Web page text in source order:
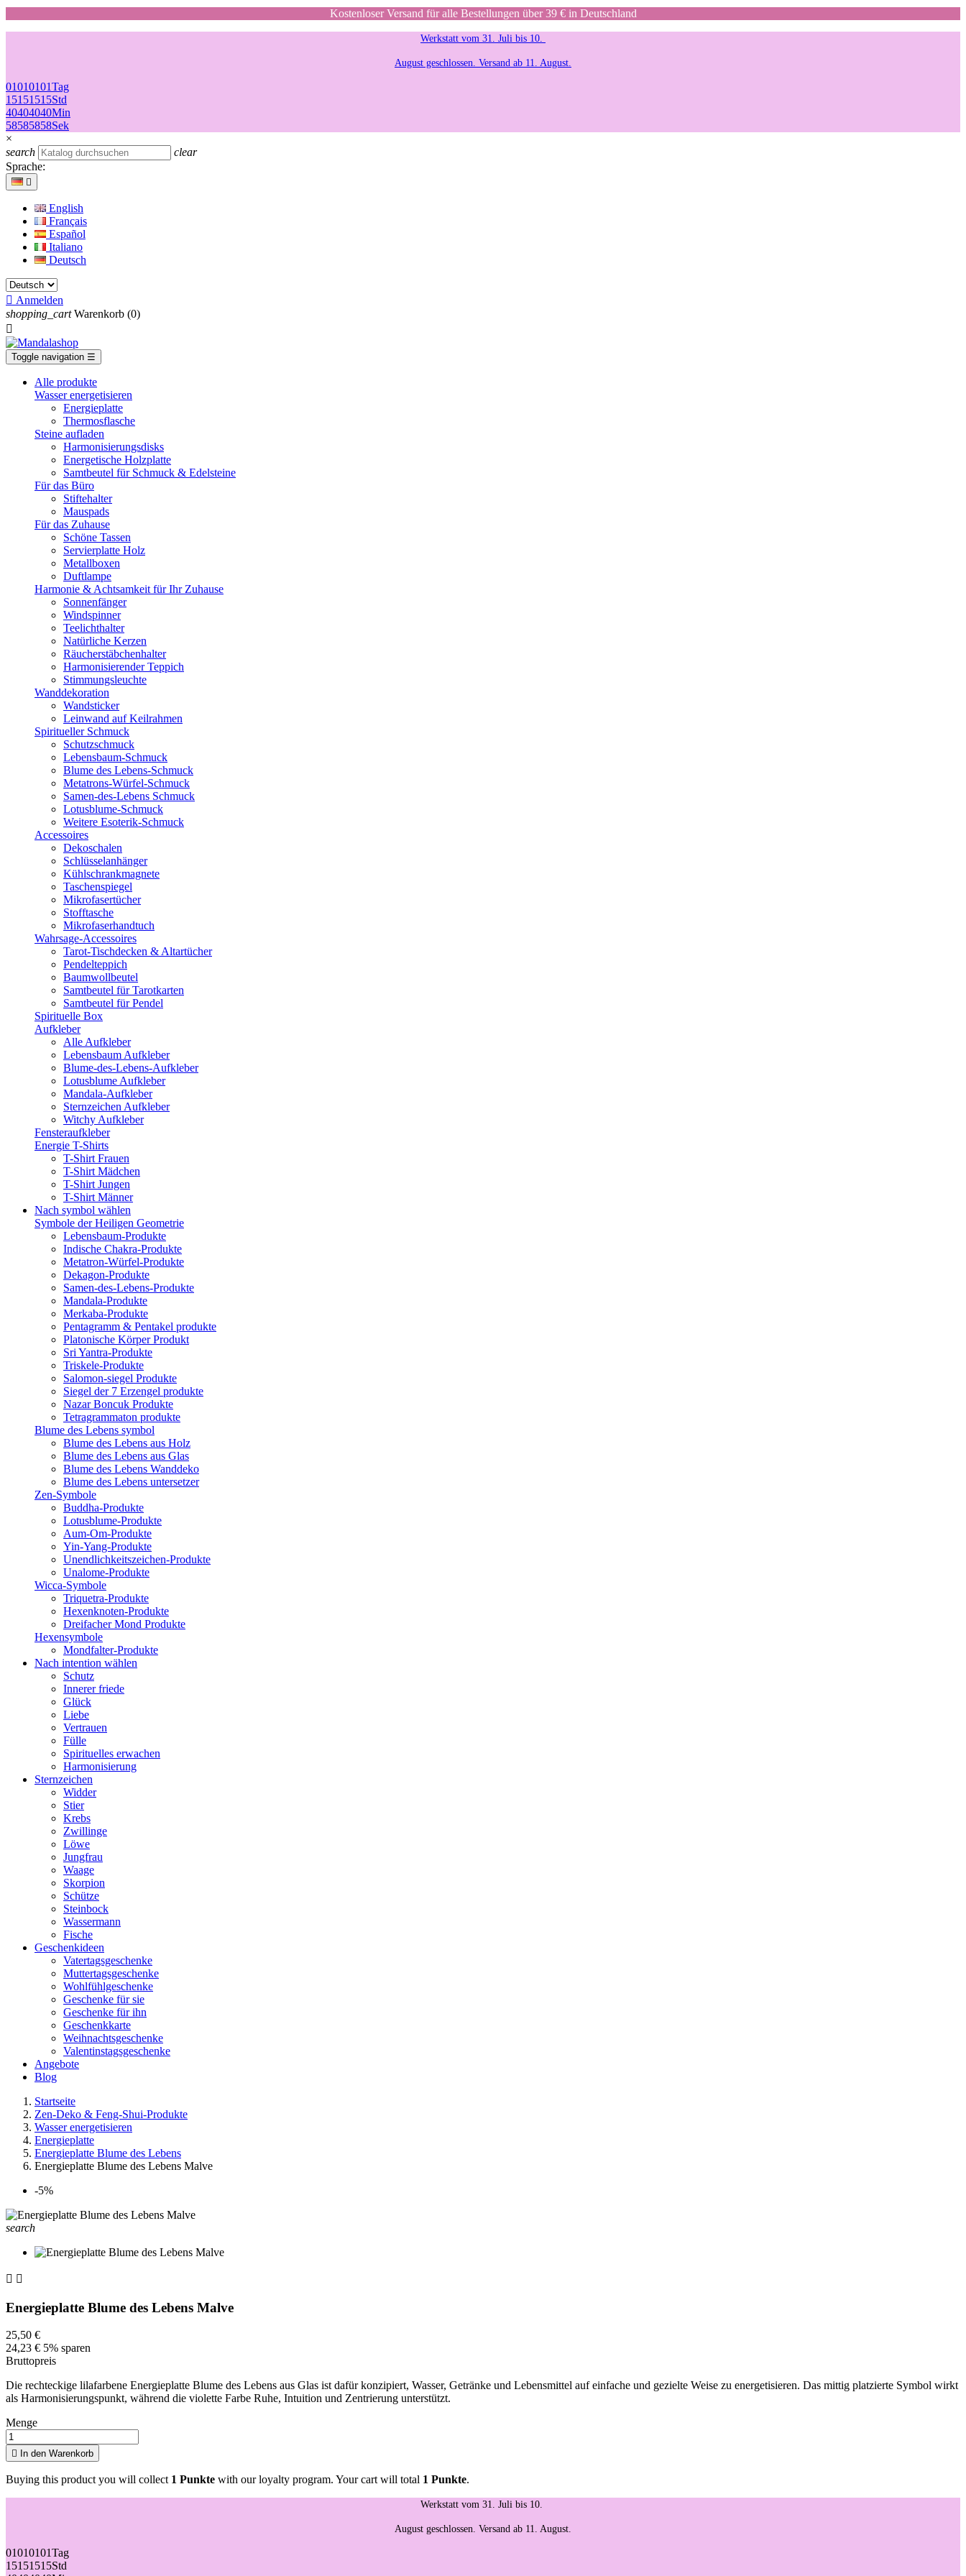
Kostenloser Versand für alle Bestellungen über 39 € in Deutschland
Werkstatt vom 31. Juli bis 10.
August geschlossen. Versand ab 11. August.
01010101Tag
15151515Std
40404040Min
58585858Sek
×
search
clear
Sprache:

English
Français
Español
Italiano
Deutsch
 Anmelden
shopping_cart Warenkorb (0)

Toggle navigation ☰
Alle produkte
Wasser energetisieren
Energieplatte​
Thermosflasche
Steine aufladen
Harmonisierungsdisks
Energetische Holzplatte
Samtbeutel für Schmuck & Edelsteine
Für das Büro
Stiftehalter
Mauspads
Für das Zuhause
Schöne Tassen
Servierplatte Holz
Metallboxen
Duftlampe
Harmonie & Achtsamkeit für Ihr Zuhause
Sonnenfänger
Windspinner
Teelichthalter
Natürliche Kerzen
Räucherstäbchenhalter
Harmonisierender Teppich
Stimmungsleuchte
Wanddekoration
Wandsticker
Leinwand auf Keilrahmen
Spiritueller Schmuck
Schutzschmuck
Lebensbaum-Schmuck
Blume des Lebens-Schmuck
Metatrons-Würfel-Schmuck
Samen-des-Lebens Schmuck
Lotusblume-Schmuck
Weitere Esoterik-Schmuck
Accessoires
Dekoschalen
Schlüsselanhänger
Kühlschrankmagnete
Taschenspiegel
Mikrofasertücher
Stofftasche
Mikrofaserhandtuch
Wahrsage-Accessoires
Tarot-Tischdecken & Altartücher
Pendelteppich
Baumwollbeutel
Samtbeutel für Tarotkarten
Samtbeutel für Pendel
Spirituelle Box
Aufkleber
Alle Aufkleber
Lebensbaum Aufkleber
Blume-des-Lebens-Aufkleber
Lotusblume Aufkleber
Mandala-Aufkleber
Sternzeichen Aufkleber
Witchy Aufkleber
Fensteraufkleber
Energie T-Shirts
T-Shirt Frauen
T-Shirt Mädchen
T-Shirt Jungen
T-Shirt Männer
Nach symbol wählen
Symbole der Heiligen Geometrie
Lebensbaum-Produkte
Indische Chakra-Produkte
Metatron-Würfel-Produkte
Dekagon-Produkte
Samen-des-Lebens-Produkte
Mandala-Produkte
Merkaba-Produkte
Pentagramm & Pentakel produkte
Platonische Körper Produkt
Sri Yantra-Produkte
Triskele-Produkte
Salomon-siegel Produkte
Siegel der 7 Erzengel produkte
Nazar Boncuk Produkte
Tetragrammaton produkte
Blume des Lebens symbol​
Blume des Lebens aus Holz
Blume des Lebens aus Glas
Blume des Lebens Wanddeko
Blume des Lebens untersetzer
Zen-Symbole
Buddha-Produkte
Lotusblume-Produkte
Aum-Om-Produkte
Yin-Yang-Produkte
Unendlichkeitszeichen-Produkte
Unalome-Produkte
Wicca-Symbole
Triquetra-Produkte
Hexenknoten-Produkte
Dreifacher Mond Produkte
Hexensymbole
Mondfalter-Produkte
Nach intention wählen
Schutz
Innerer friede
Glück
Liebe
Vertrauen
Fülle
Spirituelles erwachen
Harmonisierung
Sternzeichen
Widder
Stier
Krebs
Zwillinge
Löwe
Jungfrau
Waage
Skorpion
Schütze
Steinbock
Wassermann
Fische
Geschenkideen
Vatertagsgeschenke
Muttertagsgeschenke
Wohlfühlgeschenke
Geschenke für sie
Geschenke für ihn
Geschenkkarte
Weihnachtsgeschenke
Valentinstagsgeschenke
Angebote
Blog
Startseite
Zen-Deko & Feng-Shui-Produkte
Wasser energetisieren
Energieplatte​
Energieplatte Blume des Lebens
Energieplatte Blume des Lebens Malve
-5%
search
 
Energieplatte Blume des Lebens Malve
25,50 €
24,23 € 5% sparen
Bruttopreis
Die rechteckige lilafarbene Energieplatte Blume des Lebens aus Glas ist dafür konzipiert, Wasser, Getränke und Lebensmittel auf einfache und gezielte Weise zu energetisieren. Das mittig platzierte Symbol wirkt
als Harmonisierungspunkt, während die violette Farbe Ruhe, Intuition und Zentrierung unterstützt.
Menge
 In den Warenkorb
Buying this product you will collect 1 Punkte with our loyalty program. Your cart will total 1 Punkte.
Werkstatt vom 31. Juli bis 10.
August geschlossen. Versand ab 11. August.
01010101Tag
15151515Std